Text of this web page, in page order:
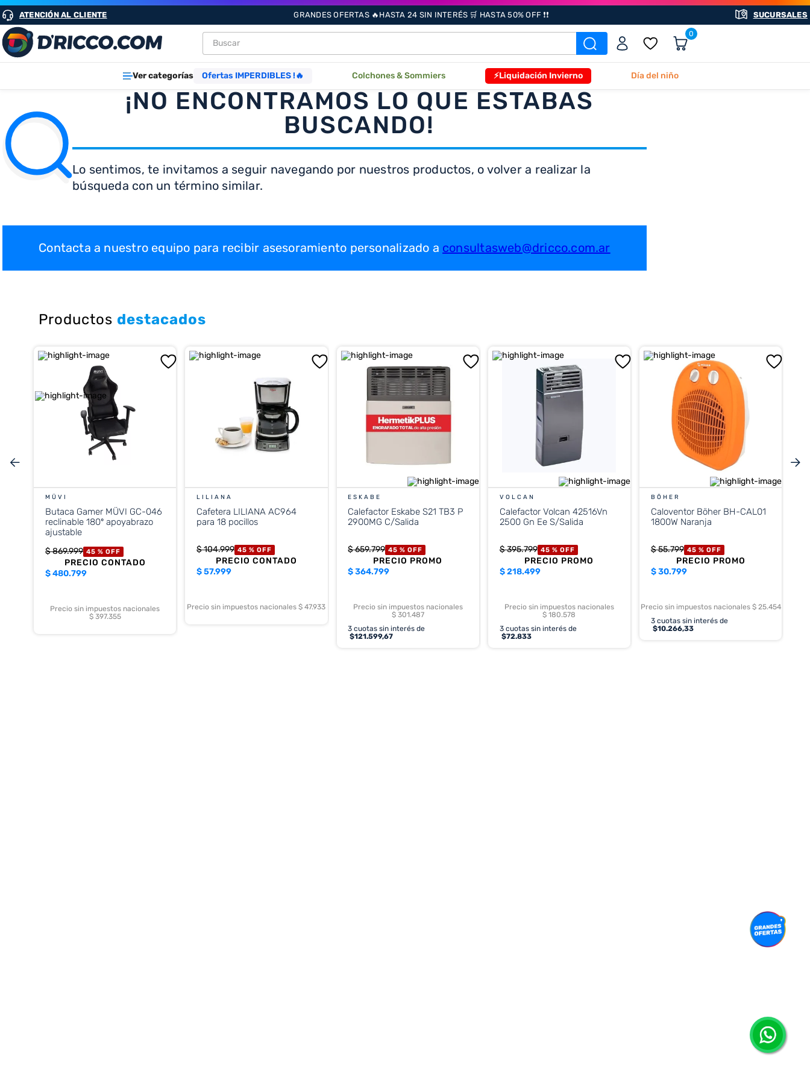
ATENCIÓN AL CLIENTE GRANDES OFERTAS 🔥HASTA 24 SIN INTERÉS 🛒 HASTA 50% OFF ❗❗ SUCURSALES
Buscar 0
Ver categorías Ofertas IMPERDIBLES !🔥 Colchones & Sommiers ⚡Liquidación Invierno Día del niño
¡NO ENCONTRAMOS LO QUE ESTABAS
BUSCANDO!
Lo sentimos, te invitamos a seguir navegando por nuestros productos, o volver a realizar la
búsqueda con un término similar.
Contacta a nuestro equipo para recibir asesoramiento personalizado a consultasweb@dricco.com.ar
Productos destacados
MÜVI
Butaca Gamer MÜVI GC-046
reclinable 180º apoyabrazo
ajustable
$869.999 45 % OFF
PRECIO CONTADO
$480.799
Precio sin impuestos nacionales
$ 397.355
LILIANA
Cafetera LILIANA AC964
para 18 pocillos
$104.999 45 % OFF
PRECIO CONTADO
$57.999
Precio sin impuestos nacionales $ 47.933
ESKABE
Calefactor Eskabe S21 TB3 P
2900MG C/Salida
$659.799 45 % OFF
PRECIO PROMO
$364.799
Precio sin impuestos nacionales
$ 301.487
3 cuotas sin interés de
$121.599,67
VOLCAN
Calefactor Volcan 42516Vn
2500 Gn Ee S/Salida
$395.799 45 % OFF
PRECIO PROMO
$218.499
Precio sin impuestos nacionales
$ 180.578
3cuotas sin interés de
$72.833
BÖHER
Caloventor Böher BH-CAL01
1800W Naranja
$55.799 45 % OFF
PRECIO PROMO
$30.799
Precio sin impuestos nacionales $ 25.454
3cuotas sin interés de
$10.266,33
TÉRMINOS MÁS BUSCADOS
1. heladeras
2. lavarropas
4. cocinas
5 microondas
6